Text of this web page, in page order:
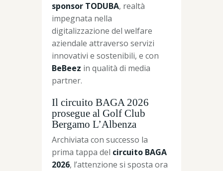
sponsor TODUBA, realtà
impegnata nella
digitalizzazione del welfare
aziendale attraverso servizi
innovativi e sostenibili, e con
BeBeez in qualità di media
partner.
Il circuito BAGA 2026
prosegue al Golf Club
Bergamo L’Albenza
Archiviata con successo la
prima tappa del circuito BAGA
2026, l’attenzione si sposta ora